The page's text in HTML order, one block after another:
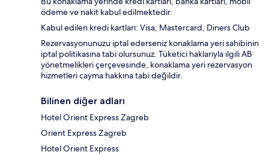
ödeme ve nakit kabul edilmektedir.
Kabul edilen kredi kartları: Visa, Mastercard, Diners Club
Rezervasyonunuzu iptal ederseniz konaklama yeri sahibinin
iptal politikasına tabi olursunuz. Tüketici haklarıyla ilgili AB
yönetmelikleri çerçevesinde, konaklama yeri rezervasyon
hizmetleri cayma hakkına tabi değildir.
Bilinen diğer adları
Hotel Orient Express Zagreb
Orient Express Zagreb
Hotel Orient Express